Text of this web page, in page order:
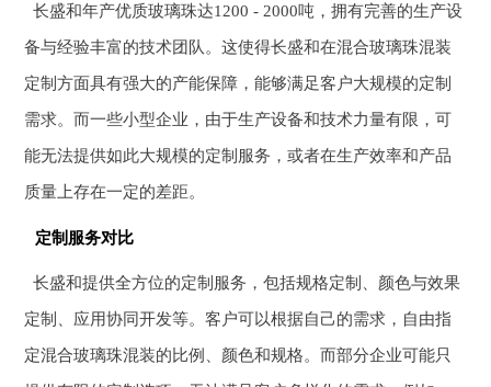
长盛和年产优质玻璃珠达1200 - 2000吨，拥有完善的生产设
备与经验丰富的技术团队。这使得长盛和在混合玻璃珠混装
定制方面具有强大的产能保障，能够满足客户大规模的定制
需求。而一些小型企业，由于生产设备和技术力量有限，可
能无法提供如此大规模的定制服务，或者在生产效率和产品
质量上存在一定的差距。
定制服务对比
长盛和提供全方位的定制服务，包括规格定制、颜色与效果
定制、应用协同开发等。客户可以根据自己的需求，自由指
定混合玻璃珠混装的比例、颜色和规格。而部分企业可能只